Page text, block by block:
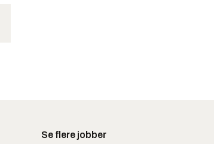
Se flere jobber